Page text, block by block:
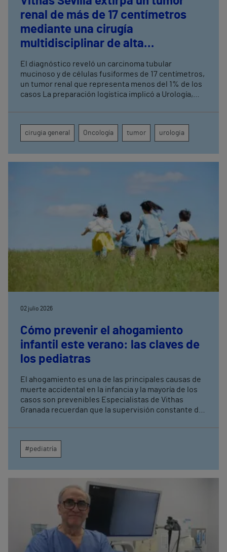
renal de más de 17 centímetros
mediante una cirugía
multidisciplinar de alta
El diagnóstico reveló un carcinoma tubular
mucinoso y de células fusiformes de 17 centímetros,
un tumor renal que representa menos del 1% de los
casos La preparación logística implicó a Urología,
cirugia general Oncología tumor urologia
02 julio 2026
Cómo prevenir el ahogamiento
infantil este verano: las claves de
los pediatras
El ahogamiento es una de las principales causas de
muerte accidental en la infancia y la mayoría de los
casos son prevenibles Especialistas de Vithas
Granada recuerdan que la supervisión constante de
#pediatría